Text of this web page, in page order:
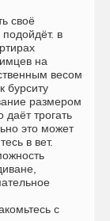
своё
в
на
весом
бурситу
размером
трогать
это может
в вет.
с